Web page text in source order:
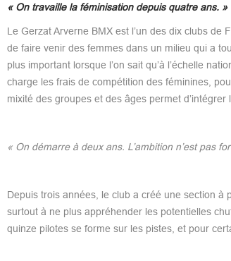
« On travaille la féminisation depuis quatre ans. »
Le Gerzat Arverne BMX est l’un des dix clubs
de faire venir des femmes dans un milieu qui a
plus important lorsque l’on sait qu’à l’échelle
charge les frais de compétition des féminines,
mixité des groupes et des âges permet d’intégrer
« On démarre à deux ans. L’ambition n’est pas
Depuis trois années, le club a créé une section
surtout à ne plus appréhender les potentielles
quinze pilotes se forme sur les pistes, et pour